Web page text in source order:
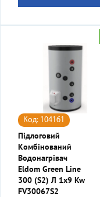
Код: 104161
Підлоговий
Комбінований
Водонагрівач
Eldom Green Line
300 (S2) Л 1x9 Kw
FV30067S2